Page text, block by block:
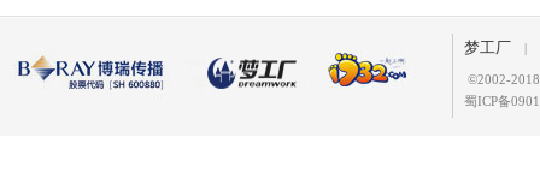
梦工厂 |
©2002-
蜀ICP备